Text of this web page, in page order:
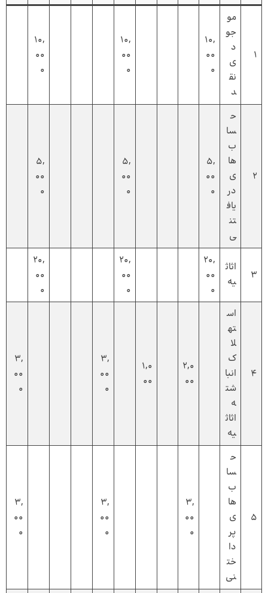
1
مو
جو
د
ی
نق
د
10,
00
0
10,
00
0
10,
00
0
2
ح
سا
ب‌
ها
ی
در
یاف
تن
ی
5,
00
0
5,
00
0
5,
00
0
3
اثاث
یه
20,
00
0
20,
00
0
20,
00
0
4
اس
ته
لا
ک
انبا
شت
ه
اثاث
یه
2,0
00
1,0
00
3,
00
0
3,
00
0
5
ح
سا
ب‌
ها
ی
پر
دا
خت
نی
3,
00
0
3,
00
0
3,
00
0